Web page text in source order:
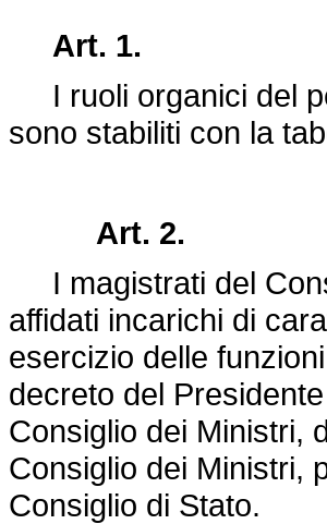
Art. 1.
I ruoli organici del
sono stabiliti con la
Art. 2.
I magistrati del
affidati incarichi di
esercizio delle
decreto del
Consiglio dei Ministri,
Consiglio dei Ministri,
Consiglio di Stato.